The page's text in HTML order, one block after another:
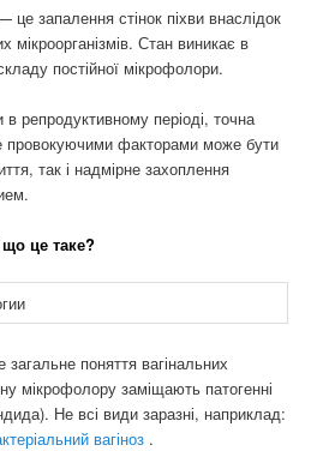
це запалення стінок піхви внаслідок
мікроорганізмів. Стан виникає в
постійної мікрофолори.
в репродуктивному періоді, точна
провокуючими факторами може бути
так і надмірне захоплення
що це таке?
загальне поняття вагінальних
мікрофолору заміщають патогенні
Не всі види заразні, наприклад:
вагіноз .